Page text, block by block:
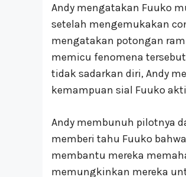
Andy mengatakan Fuuko
setelah mengemukakan
mengatakan potongan
memicu fenomena
tidak sadarkan diri, Andy
kemampuan sial Fuuko
Andy membunuh pilotnya
memberi tahu Fuuko
membantu mereka
memungkinkan mereka